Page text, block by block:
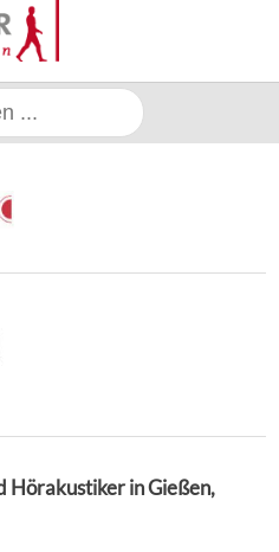
Hörakustiker in Gießen,